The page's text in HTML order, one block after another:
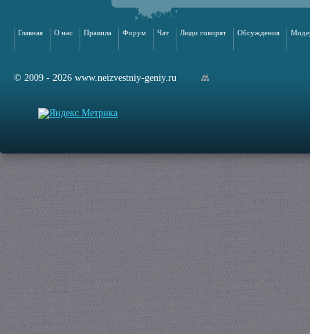
Главная О нас Правила Форум Чат Люди говорят Обсуждения
© 2009 - 2026 www.neizvestniy-geniy.ru
сайта